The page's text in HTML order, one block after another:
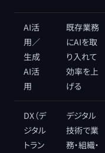
AI活
用／
生成
AI活
用
既存業務
にAIを取
り入れて
効率を上
げる
DX（デ
ジタル
トラン
デジタル
技術で業
務・組織・